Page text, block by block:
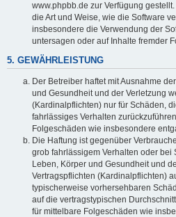
www.phpbb.de zur Verfügung
die Art und Weise, wie die Software
insbesondere die Verwendung der
untersagen oder auf Inhalte fremder
5. GEWÄHRLEISTUNG
Der Betreiber haftet mit Ausnahme
und Gesundheit und der Verletzung
(Kardinalpflichten) nur für Schäden,
fahrlässiges Verhalten
Folgeschäden wie insbesondere
Die Haftung ist gegenüber
grob fahrlässigem Verhalten oder bei
Leben, Körper und Gesundheit und
Vertragspflichten (Kardinalpflichten)
typischerweise vorhersehbaren
auf die vertragstypischen
für mittelbare Folgeschäden wie